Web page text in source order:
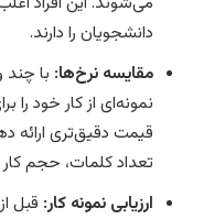
دانشجویان را دارند.
مقایسه نرخ‌ها: با
نمونه‌ای از کار خود را
قیمت دقیق‌تری ارائه
تعداد کلمات، حجم
ارزیابی نمونه کار: قبل